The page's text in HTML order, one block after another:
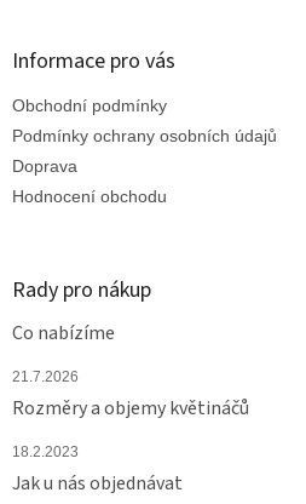
Informace pro vás
Obchodní podmínky
Podmínky ochrany osobních údajů
Doprava
Hodnocení obchodu
Rady pro nákup
Co nabízíme
21.7.2026
Rozměry a objemy květináčů
18.2.2023
Jak u nás objednávat